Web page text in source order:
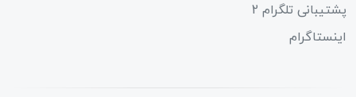
پشتیبانی تلگرام 2
اینستاگرام